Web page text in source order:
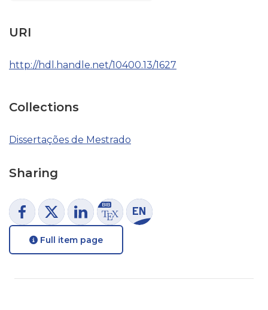
URI
http://hdl.handle.net/10400.13/1627
Collections
Dissertações de Mestrado
Sharing
Full item page